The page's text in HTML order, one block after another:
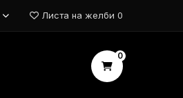
Листа на желби 0
0